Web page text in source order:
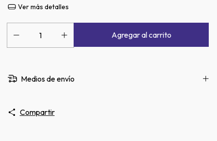
Ver más detalles
Medios de envío
Compartir